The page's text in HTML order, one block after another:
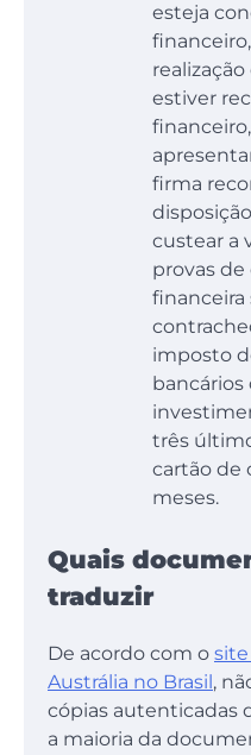
esteja
estiver
firma
custear a
provas
financeira
imposto
três
cartão de
meses.
Quais
traduzir
De acordo com o site
Austrália no Brasil,
cópias autenticadas
a maioria da